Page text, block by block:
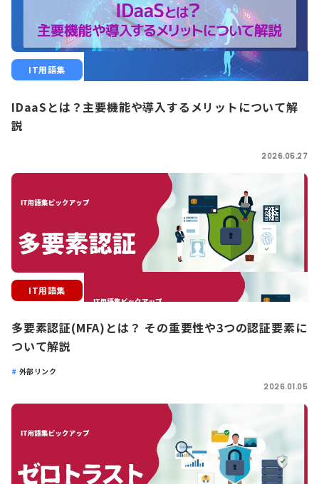
IT用語集
IDaaSとは？主要機能や導入するメリットについて解
説
2026.05.27
IT用語集
多要素認証(MFA)とは？ その重要性や3つの認証要素に
ついて解説
外部リンク
2026.01.05